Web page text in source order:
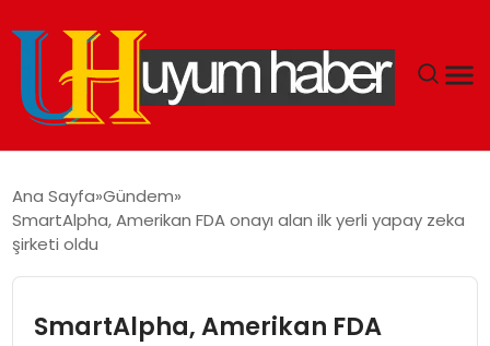
EKONOMI
Ana Sayfa Gündem
SmartAlpha, Amerikan FDA onayı alan ilk yerli yapay zeka
şirketi oldu
SmartAlpha, Amerikan FDA